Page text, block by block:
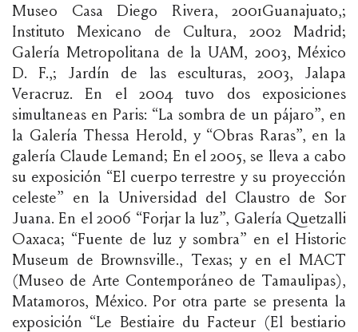
Museo Casa Diego Rivera, 2001Guanajuato,;
Instituto Mexicano de Cultura, 2002 Madrid;
Galería Metropolitana de la UAM, 2003, México
D. F.,; Jardín de las esculturas, 2003, Jalapa
Veracruz. En el 2004 tuvo dos exposiciones
simultaneas en Paris: “La sombra de un pájaro”, en
la Galería Thessa Herold, y “Obras Raras”, en la
galería Claude Lemand; En el 2005, se lleva a cabo
su exposición “El cuerpo terrestre y su proyección
celeste” en la Universidad del Claustro de Sor
Juana. En el 2006 “Forjar la luz”, Galería Quetzalli
Oaxaca; “Fuente de luz y sombra” en el Historic
Museum de Brownsville., Texas; y en el MACT
(Museo de Arte Contemporáneo de Tamaulipas),
Matamoros, México. Por otra parte se presenta la
exposición “Le Bestiaire du Facteur (El bestiario